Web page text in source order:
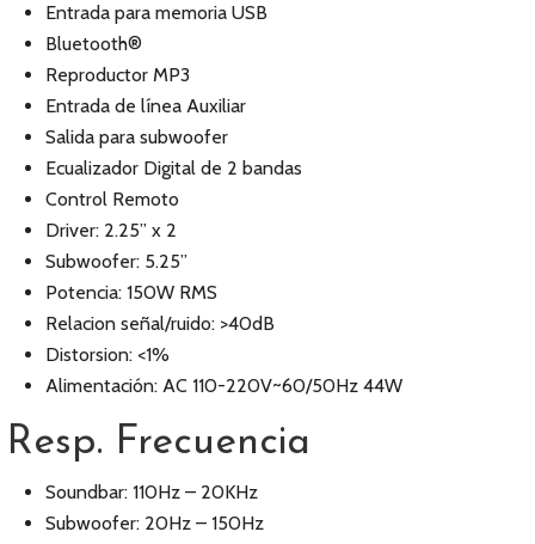
Entrada para memoria USB
Bluetooth®
Reproductor MP3
Entrada de línea Auxiliar
Salida para subwoofer
Ecualizador Digital de 2 bandas
Control Remoto
Driver: 2.25” x 2
Subwoofer: 5.25”
Potencia: 150W RMS
Relacion señal/ruido: >40dB
Distorsion: <1%
Alimentación: AC 110-220V~60/50Hz 44W
Resp. Frecuencia
Soundbar: 110Hz – 20KHz
Subwoofer: 20Hz – 150Hz